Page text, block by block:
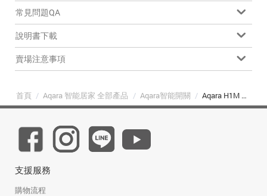
常見問題QA
說明書下載
賣場注意事項
首頁 / Aqara 智能居家 全部產品 / Aqara智能開關 / Aqara H1M 智能開關-雙鍵
支援服務
購物流程